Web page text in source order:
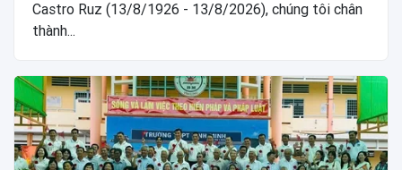
Castro Ruz (13/8/1926 - 13/8/2026), chúng tôi chân
thành...